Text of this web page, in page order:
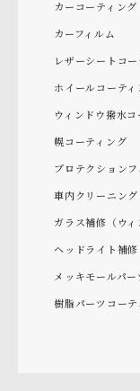
カーコーティング
カーフィルム
レザーシートコ
ホイールコーティ
ウィンドウ撥水
幌コーティング
プロテクションフ
車内クリーニング
ガラス補修（ウィ
ヘッドライト補修
メッキモールパ
樹脂パーツコー